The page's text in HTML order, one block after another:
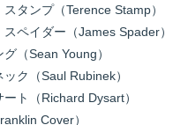
タンプ（Terence Stamp）
ペイダー（James Spader）
（Sean Young）
ク（Saul Rubinek）
ト（Richard Dysart）
Cover）